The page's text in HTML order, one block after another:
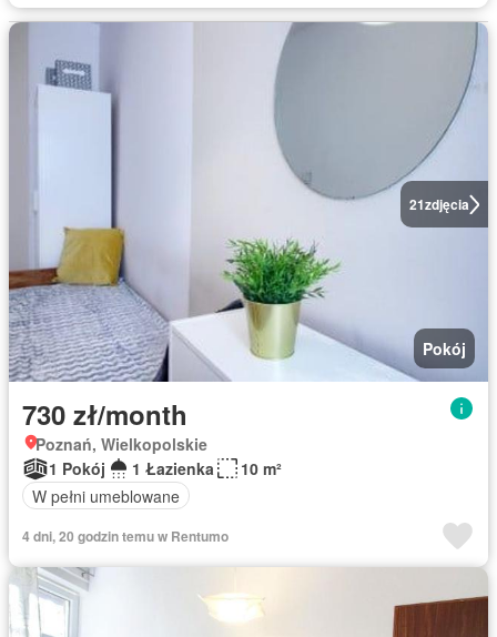
21zdjęcia
Pokój
730 zł/month
Poznań, Wielkopolskie
1 Pokój
1 Łazienka
10 m²
W pełni umeblowane
4 dni, 20 godzin temu w Rentumo